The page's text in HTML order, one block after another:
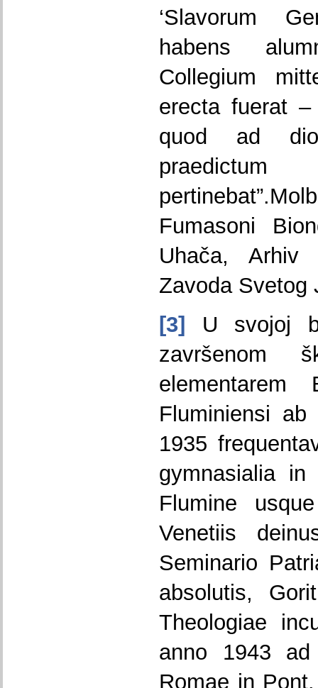
‘Slavorum
habens
Collegium
erecta fuerat
quod ad
Fumasoni
Uhača, Arhiv
Zavoda Svetog
[3]
U svojoj
završenom
Fluminiensi
1935
gymnasialia in
Flumine
Venetiis
Seminario
absolutis,
Theologiae
anno 1943
Romae in